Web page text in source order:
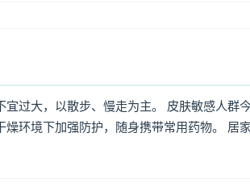
过大，以散步、慢走为主。 皮肤敏感人群
环境下加强防护，随身携带常用药物。 居